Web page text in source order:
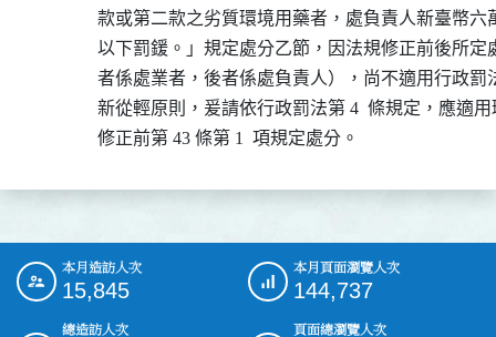
款或第二款之劣質環境用藥者，處負責人新臺幣
以下罰鍰。」規定處分乙節，因法規修正前後所
者係處業者，後者係處負責人），尚不適用行政罰
新從輕原則，爰請依行政罰法第 4  條規定，應適
              修正前第 43 條第 1  項規定處分。
::: 本月造訪人次
15,845
本月頁面瀏覽人次
144,737
總造訪人次
頁面總瀏覽人次